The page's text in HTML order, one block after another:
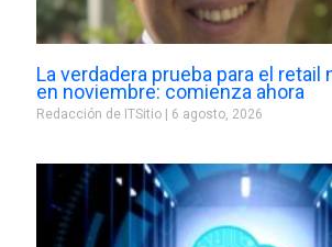
La verdadera prueba para el retail
en noviembre: comienza ahora
Redacción de ITSitio 6 agosto, 2026